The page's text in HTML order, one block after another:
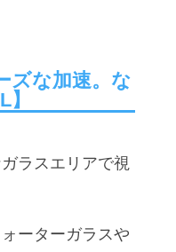
ズな加速。な
ラスエリアで視
ーターガラスや